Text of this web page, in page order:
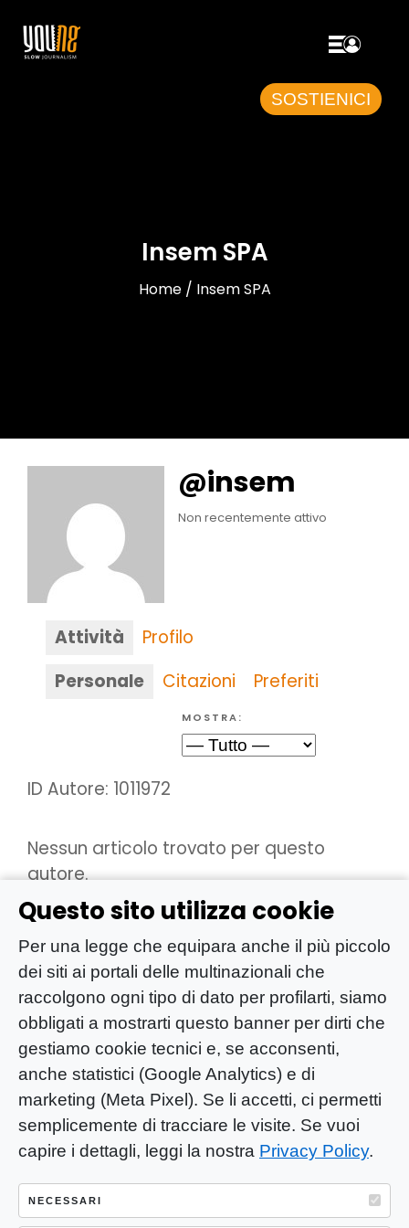
Questo sito utilizza cookie
Per una legge che equipara anche il più piccolo
dei siti ai portali delle multinazionali che
raccolgono ogni tipo di dato per profilarti, siamo
obbligati a mostrarti questo banner per dirti che
gestiamo cookie tecnici e, se acconsenti,
anche statistici (Google Analytics) e di
marketing (Meta Pixel). Se li accetti, ci permetti
semplicemente di tracciare le visite. Se vuoi
capire i dettagli, leggi la nostra Privacy Policy.
NECESSARI
SOSTIENICI
Insem SPA
Home / Insem SPA
@insem
Non recentemente attivo
Attività
Profilo
Personale
Citazioni Preferiti
MOSTRA:
ID Autore: 1011972
Nessun articolo trovato per questo
autore.
YOU-ng Slow Journalism è una testata
giornalistica di proprietà di Mastino S.R.L.
Registrazione presso Trib. Santa Maria